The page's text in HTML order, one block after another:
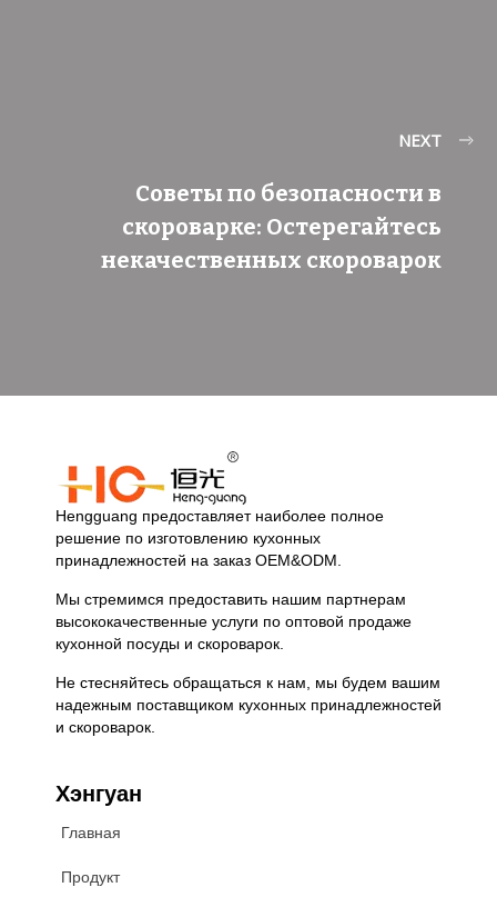
NEXT
Советы по безопасности в
скороварке: Остерегайтесь
некачественных скороварок
Hengguang предоставляет наиболее полное
решение по изготовлению кухонных
принадлежностей на заказ OEM&ODM.
Мы стремимся предоставить нашим партнерам
высококачественные услуги по оптовой продаже
кухонной посуды и скороварок.
Не стесняйтесь обращаться к нам, мы будем вашим
надежным поставщиком кухонных принадлежностей
и скороварок.
Хэнгуан
Главная
Продукт